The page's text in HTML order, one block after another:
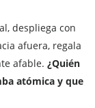
despliega con
afuera, regala
afable. ¿Quién
atómica y que